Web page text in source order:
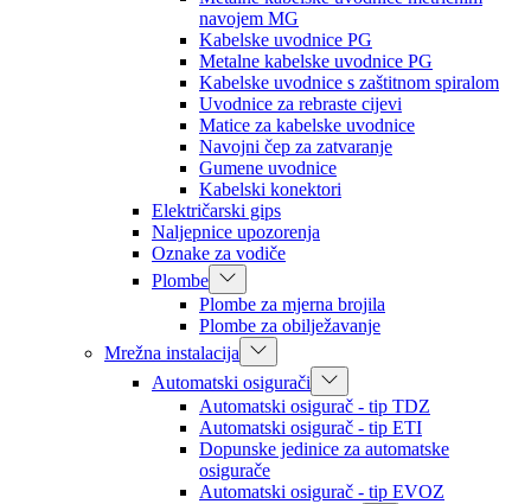
navojem MG
Kabelske uvodnice PG
Metalne kabelske uvodnice PG
Kabelske uvodnice s zaštitnom spiralom
Uvodnice za rebraste cijevi
Matice za kabelske uvodnice
Navojni čep za zatvaranje
Gumene uvodnice
Kabelski konektori
Električarski gips
Naljepnice upozorenja
Oznake za vodiče
Plombe
Plombe za mjerna brojila
Plombe za obilježavanje
Mrežna instalacija
Automatski osigurači
Automatski osigurač - tip TDZ
Automatski osigurač - tip ETI
Dopunske jedinice za automatske
osigurače
Automatski osigurač - tip EVOZ